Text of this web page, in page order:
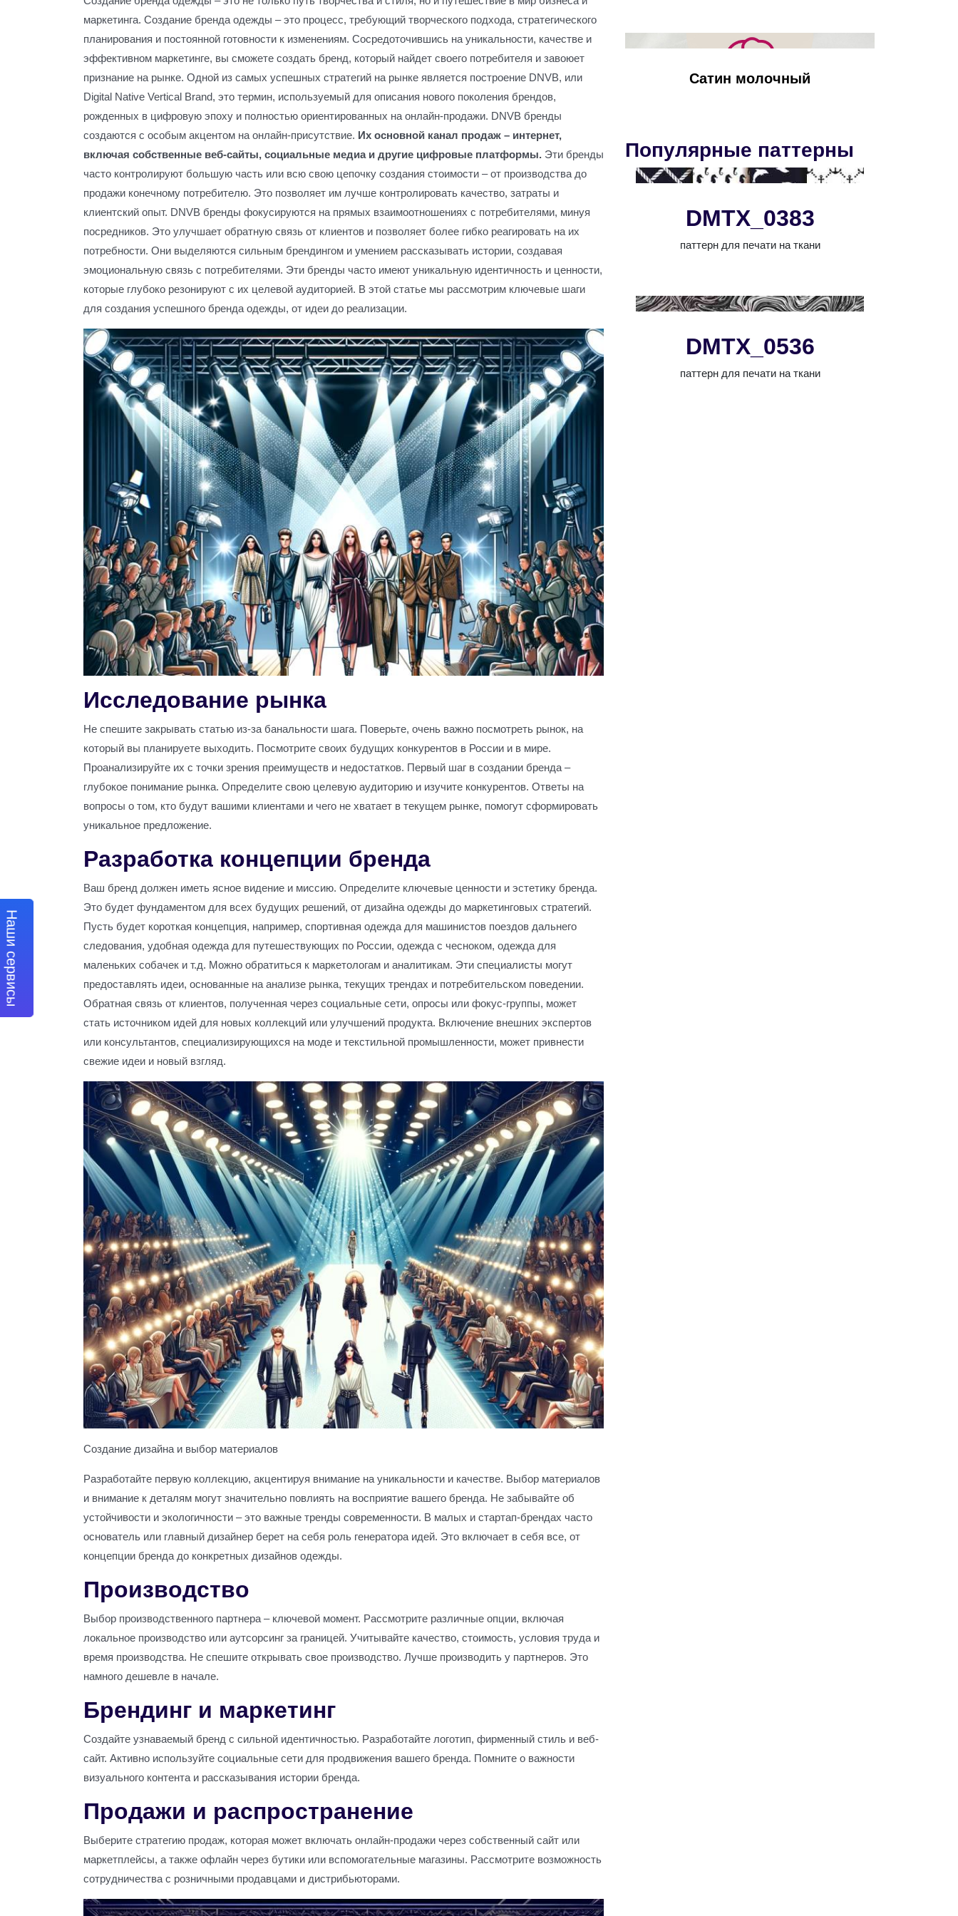
маркетинга. Создание бренда одежды – это процесс, требующий творческого подхода, стратегического
планирования и постоянной готовности к изменениям. Сосредоточившись на уникальности, качестве и
эффективном маркетинге, вы сможете создать бренд, который найдет своего потребителя и завоюет
признание на рынке. Одной из самых успешных стратегий на рынке является построение DNVB, или
Digital Native Vertical Brand, это термин, используемый для описания нового поколения брендов,
рожденных в цифровую эпоху и полностью ориентированных на онлайн-продажи. DNVB бренды
создаются с особым акцентом на онлайн-присутствие. Их основной канал продаж – интернет,
включая собственные веб-сайты, социальные медиа и другие цифровые платформы. Эти бренды
часто контролируют большую часть или всю свою цепочку создания стоимости – от производства до
продажи конечному потребителю. Это позволяет им лучше контролировать качество, затраты и
клиентский опыт. DNVB бренды фокусируются на прямых взаимоотношениях с потребителями, минуя
посредников. Это улучшает обратную связь от клиентов и позволяет более гибко реагировать на их
потребности. Они выделяются сильным брендингом и умением рассказывать истории, создавая
эмоциональную связь с потребителями. Эти бренды часто имеют уникальную идентичность и ценности,
которые глубоко резонируют с их целевой аудиторией. В этой статье мы рассмотрим ключевые шаги
для создания успешного бренда одежды, от идеи до реализации.
Исследование рынка
Не спешите закрывать статью из-за банальности шага. Поверьте, очень важно посмотреть рынок, на
который вы планируете выходить. Посмотрите своих будущих конкурентов в России и в мире.
Проанализируйте их с точки зрения преимуществ и недостатков. Первый шаг в создании бренда –
глубокое понимание рынка. Определите свою целевую аудиторию и изучите конкурентов. Ответы на
вопросы о том, кто будут вашими клиентами и чего не хватает в текущем рынке, помогут сформировать
уникальное предложение.
Разработка концепции бренда
Ваш бренд должен иметь ясное видение и миссию. Определите ключевые ценности и эстетику бренда.
Это будет фундаментом для всех будущих решений, от дизайна одежды до маркетинговых стратегий.
Пусть будет короткая концепция, например, спортивная одежда для машинистов поездов дальнего
следования, удобная одежда для путешествующих по России, одежда с чесноком, одежда для
маленьких собачек и т.д. Можно обратиться к маркетологам и аналитикам. Эти специалисты могут
предоставлять идеи, основанные на анализе рынка, текущих трендах и потребительском поведении.
Обратная связь от клиентов, полученная через социальные сети, опросы или фокус-группы, может
стать источником идей для новых коллекций или улучшений продукта. Включение внешних экспертов
или консультантов, специализирующихся на моде и текстильной промышленности, может привнести
свежие идеи и новый взгляд.
Создание дизайна и выбор материалов
Разработайте первую коллекцию, акцентируя внимание на уникальности и качестве. Выбор материалов
и внимание к деталям могут значительно повлиять на восприятие вашего бренда. Не забывайте об
устойчивости и экологичности – это важные тренды современности. В малых и стартап-брендах часто
основатель или главный дизайнер берет на себя роль генератора идей. Это включает в себя все, от
концепции бренда до конкретных дизайнов одежды.
Производство
Выбор производственного партнера – ключевой момент. Рассмотрите различные опции, включая
локальное производство или аутсорсинг за границей. Учитывайте качество, стоимость, условия труда и
время производства. Не спешите открывать свое производство. Лучше производить у партнеров. Это
намного дешевле в начале.
Брендинг и маркетинг
Создайте узнаваемый бренд с сильной идентичностью. Разработайте логотип, фирменный стиль и веб-
сайт. Активно используйте социальные сети для продвижения вашего бренда. Помните о важности
визуального контента и рассказывания истории бренда.
Продажи и распространение
Выберите стратегию продаж, которая может включать онлайн-продажи через собственный сайт или
маркетплейсы, а также офлайн через бутики или вспомогательные магазины. Рассмотрите возможность
сотрудничества с розничными продавцами и дистрибьюторами.
Сатин молочный
Популярные паттерны
DMTX_0383
паттерн для печати на ткани
DMTX_0536
паттерн для печати на ткани
Наши сервисы